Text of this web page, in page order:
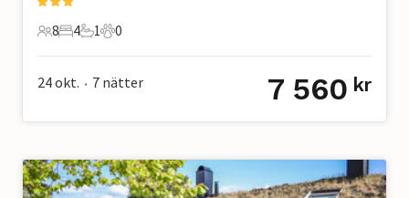
8 Gäster
8
4 Sovrum
4
1 Badrum
1
0 Husdjur
0
24 okt. • 7 nätter 7 560 kr